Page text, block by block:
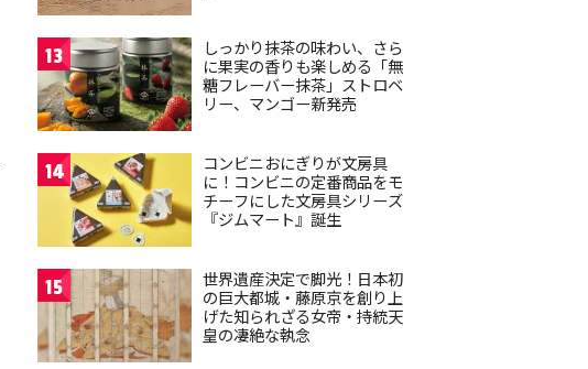
13
しっかり抹茶の味わい、さら
に果実の香りも楽しめる「無
糖フレーバー抹茶」ストロベ
リー、マンゴー新発売
14
コンビニおにぎりが文房具
に！コンビニの定番商品をモ
チーフにした文房具シリーズ
『ジムマート』誕生
15
世界遺産決定で脚光！日本初
の巨大都城・藤原京を創り上
げた知られざる女帝・持統天
皇の凄絶な執念